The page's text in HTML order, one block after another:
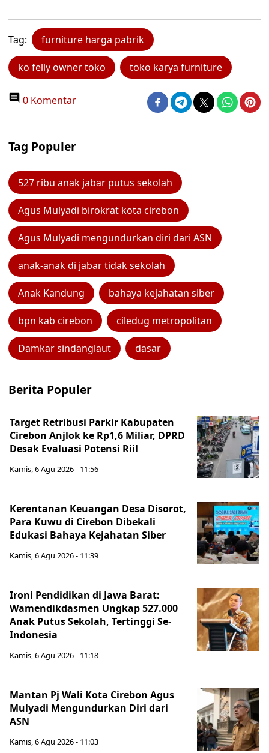
Tag: furniture harga pabrik
ko felly owner toko toko karya furniture
0 Komentar
Tag Populer
527 ribu anak jabar putus sekolah
Agus Mulyadi birokrat kota cirebon
Agus Mulyadi mengundurkan diri dari ASN
anak-anak di jabar tidak sekolah
Anak Kandung bahaya kejahatan siber
bpn kab cirebon ciledug metropolitan
Damkar sindanglaut dasar
Berita Populer
Target Retribusi Parkir Kabupaten
Cirebon Anjlok ke Rp1,6 Miliar, DPRD
Desak Evaluasi Potensi Riil
Kamis, 6 Agu 2026 - 11:56
Kerentanan Keuangan Desa Disorot,
Para Kuwu di Cirebon Dibekali
Edukasi Bahaya Kejahatan Siber
Kamis, 6 Agu 2026 - 11:39
Ironi Pendidikan di Jawa Barat:
Wamendikdasmen Ungkap 527.000
Anak Putus Sekolah, Tertinggi Se-
Indonesia
Kamis, 6 Agu 2026 - 11:18
Mantan Pj Wali Kota Cirebon Agus
Mulyadi Mengundurkan Diri dari
ASN
Kamis, 6 Agu 2026 - 11:03